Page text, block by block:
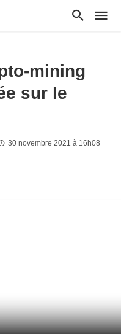
mining
sur le
30 novembre 2021 à 16h08